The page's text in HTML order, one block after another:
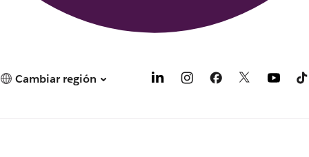
Cambiar región